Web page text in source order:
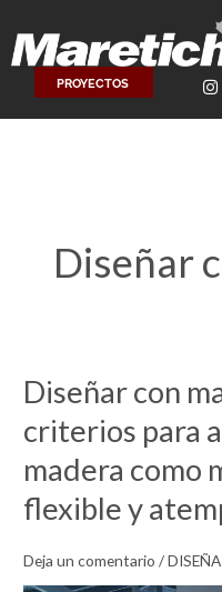
contenido
PROYECTOS
Diseñar
Diseñar con
criterios para
madera como
flexible y
Deja un comentario /
Diseñar
madera:
inspiración
y
criterios
para